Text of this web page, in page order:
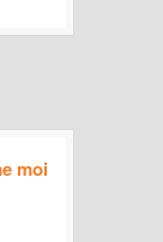
moi